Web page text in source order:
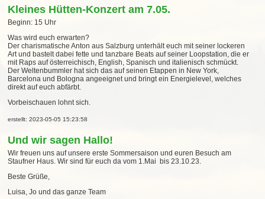
Kleines Hütten-Konzert am 7.05.
Beginn: 15 Uhr
Was wird euch erwarten?
Der charismatische Anton aus Salzburg unterhält euch mit seiner lockeren
Art und bastelt dabei fette und tanzbare Beats auf seiner Loopstation, die er
mit Raps auf österreichisch, English, Spanisch und italienisch schmückt.
Der Weltenbummler hat sich das auf seinen Etappen in New York,
Barcelona und Bologna angeeignet und bringt ein Energielevel, welches
direkt auf euch abfärbt.
Vorbeischauen lohnt sich.
erstellt: 2023-05-05 15:23:58
Und wir sagen Hallo!
Wir freuen uns auf unsere erste Sommersaison und euren Besuch am
Staufner Haus. Wir sind für euch da vom 1.Mai bis 23.10.23.
Beste Grüße,
Luisa, Jo und das ganze Team